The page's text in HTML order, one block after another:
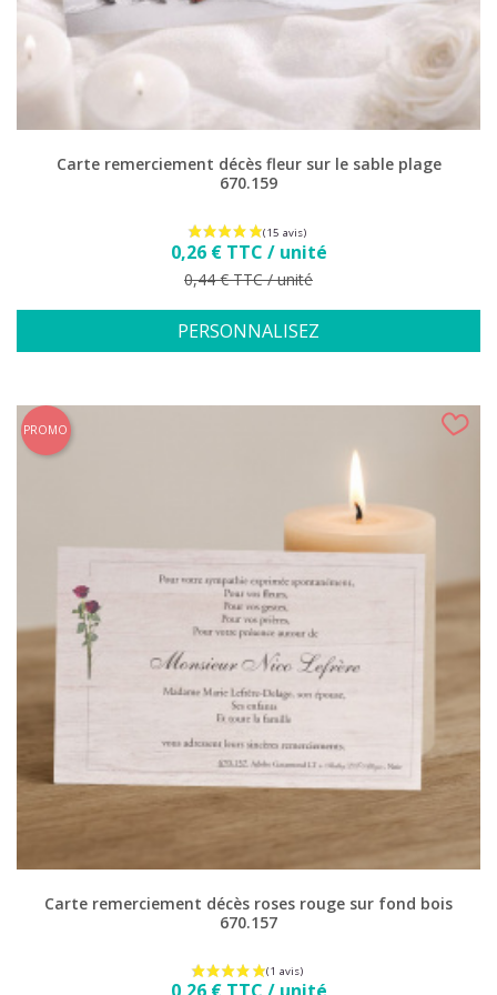
Carte remerciement décès fleur sur le sable plage
670.159
Prix
0,26 € TTC / unité
Prix de base
0,44 € TTC / unité
PERSONNALISEZ
Carte remerciement décès roses rouge sur fond bois
670.157
Prix
PROMO